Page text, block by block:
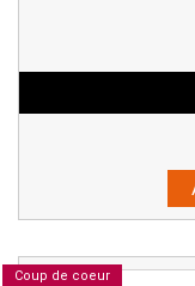
Coup de coeur